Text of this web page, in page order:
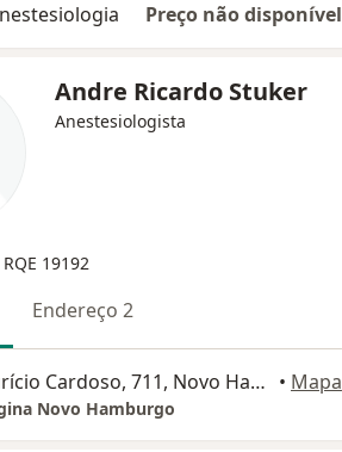
Preço não disponível
Andre Ricardo Stuker
Anestesiologista
19192
Endereço 2
Av. Dr. Maurício Cardoso, 711, Novo Hamburgo • Mapa
Novo Hamburgo